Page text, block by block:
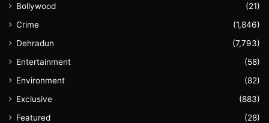
Bollywood
(21)
Crime
(1,846)
Dehradun
(7,793)
Entertainment
(58)
Environment
(82)
Exclusive
(883)
Featured
(28)